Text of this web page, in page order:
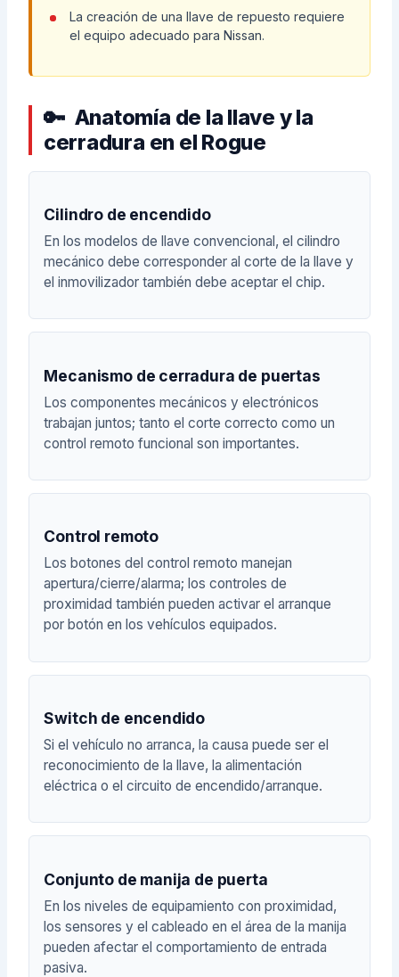
La creación de una llave de repuesto requiere
el equipo adecuado para Nissan.
Anatomía de la llave y la
cerradura en el Rogue
Cilindro de encendido
En los modelos de llave convencional, el cilindro
mecánico debe corresponder al corte de la llave y
el inmovilizador también debe aceptar el chip.
Mecanismo de cerradura de puertas
Los componentes mecánicos y electrónicos
trabajan juntos; tanto el corte correcto como un
control remoto funcional son importantes.
Control remoto
Los botones del control remoto manejan
apertura/cierre/alarma; los controles de
proximidad también pueden activar el arranque
por botón en los vehículos equipados.
Switch de encendido
Si el vehículo no arranca, la causa puede ser el
reconocimiento de la llave, la alimentación
eléctrica o el circuito de encendido/arranque.
Conjunto de manija de puerta
En los niveles de equipamiento con proximidad,
los sensores y el cableado en el área de la manija
pueden afectar el comportamiento de entrada
pasiva.